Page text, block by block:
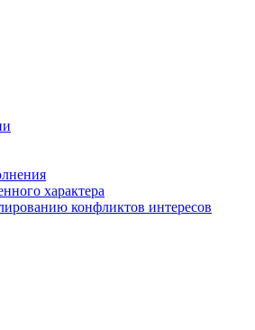
характера
конфликтов интересов